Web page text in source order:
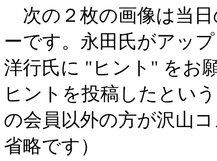
次の２枚の画像は当
ーです。永田氏がアッ
洋行氏に "ヒント" をお
ヒントを投稿したとい
の会員以外の方が沢山
省略です）